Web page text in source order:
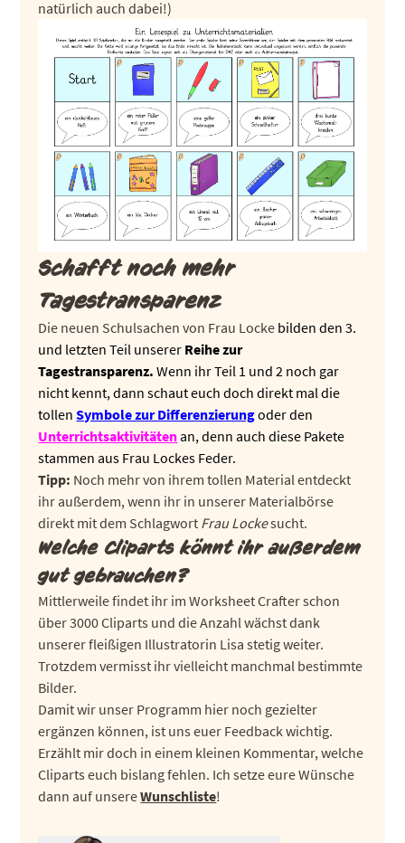
natürlich auch dabei!)
Schafft noch mehr
Tagestransparenz
Die neuen Schulsachen von Frau Locke bilden den 3.
und letzten Teil unserer Reihe zur
Tagestransparenz.Wenn ihr Teil 1 und 2 noch gar
nicht kennt, dann schaut euch doch direkt mal die
tollenSymbole zur Differenzierungoder den
Unterrichtsaktivitätenan, denn auch diese Pakete
stammen aus Frau Lockes Feder.
Tipp: Noch mehr von ihrem tollen Material entdeckt
ihr außerdem, wenn ihr in unserer Materialbörse
direkt mit dem Schlagwort Frau Lockesucht.
Welche Cliparts könnt ihr außerdem
gut gebrauchen?
Mittlerweile findet ihr im Worksheet Crafter schon
über 3000 Cliparts und die Anzahl wächst dank
unserer fleißigen Illustratorin Lisa stetig weiter.
Trotzdem vermisst ihr vielleicht manchmal bestimmte
Bilder.
Damit wir unser Programm hier noch gezielter
ergänzen können, ist uns euer Feedback wichtig.
Erzählt mir doch in einem kleinen Kommentar, welche
Cliparts euch bislang fehlen. Ich setze eure Wünsche
dann auf unsereWunschliste!